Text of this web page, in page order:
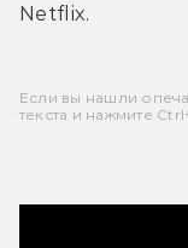
Netflix.
Если вы нашли
текста и нажмите